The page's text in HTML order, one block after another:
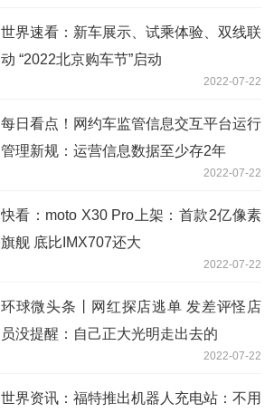
世界速看：新车展示、试乘体验、双线联
动 “2022北京购车节”启动
2022-07-22
每日看点！网约车监管信息交互平台运行
管理新规：运营信息数据至少存2年
2022-07-22
快看：moto X30 Pro上架：首款2亿像素
旗舰 底比IMX707还大
2022-07-22
环球微头条丨网红探店逃单 发差评怪店
员没提醒：自己正大光明走出去的
2022-07-22
世界资讯：福特推出机器人充电站：不用